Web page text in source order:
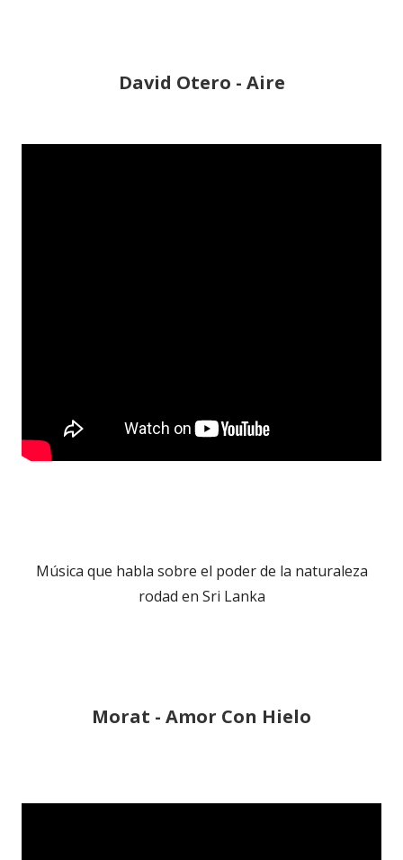
David Otero - Aire
Música que habla sobre el poder de la naturaleza
rodad en Sri Lanka
Morat - Amor Con Hielo